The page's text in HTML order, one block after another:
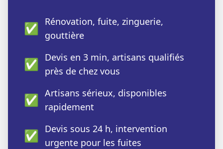
✅ Rénovation, fuite, zinguerie,
gouttière
✅ Devis en 3 min, artisans qualifiés
près de chez vous
✅ Artisans sérieux, disponibles
rapidement
✅ Devis sous 24 h, intervention
urgente pour les fuites